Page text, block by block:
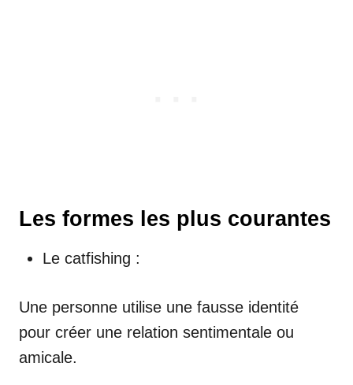
Les formes les plus courantes
Le catfishing :
Une personne utilise une fausse identité
pour créer une relation sentimentale ou
amicale.